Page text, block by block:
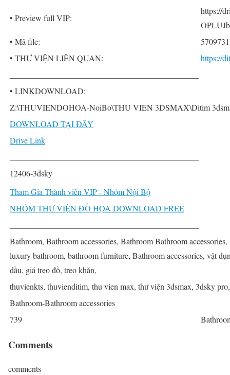
• Preview full VIP:
https://
• Mã file:
• THƯ VIỆN LIÊN QUAN:
https://
• LINKDOWNLOAD:
Z:\THUVIENDOHOA-NoiBo\THU VIEN 3DSMAX\Ditim
DOWNLOAD TẠI ĐÂY
Drive Link
12406-3dsky
Tham Gia Thành viên VIP - Nhóm Nội Bộ
NHÓM THƯ VIỆN ĐỒ HỌA DOWNLOAD FREE
Bathroom, Bathroom accessories, Bathroom Bathroom
luxury bathroom, bathroom furniture, Bathroom accessories, vật
dầu, giá treo đồ, treo khăn,
thuvienkts, thuvienditim, thu vien max, thư viện 3dsmax, 3dsky
Bathroom-Bathroom accessories
739
Comments
comments